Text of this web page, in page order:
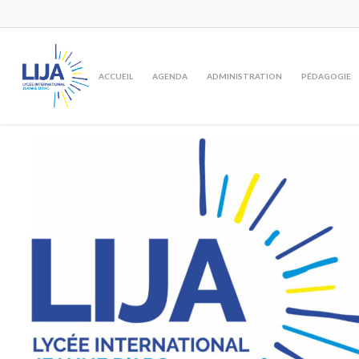
to
content
ACCUEIL AGENDA ADMINISTRATION PÉDAGOGIE